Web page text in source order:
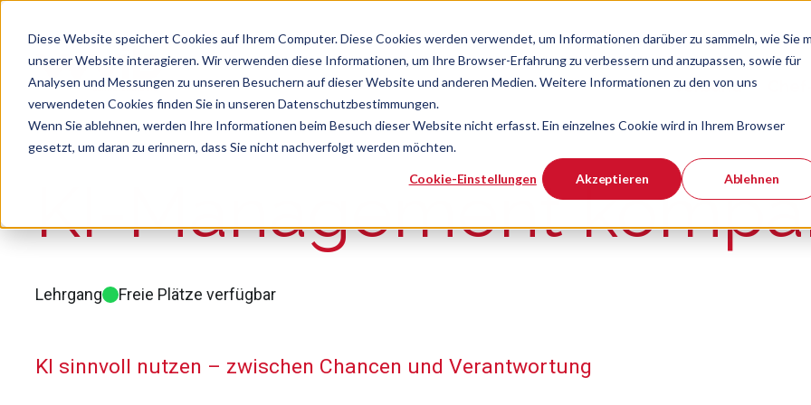
Diese Website speichert Cookies auf Ihrem Computer. Diese Cookies werden verwendet, um Informationen darüber zu sammeln, wie Sie
unserer Website interagieren. Wir verwenden diese Informationen, um Ihre Browser-Erfahrung zu verbessern und anzupassen, sowie für
Analysen und Messungen zu unseren Besuchern auf dieser Website und anderen Medien. Weitere Informationen zu den von uns
verwendeten Cookies finden Sie in unseren Datenschutzbestimmungen.
Wenn Sie ablehnen, werden Ihre Informationen beim Besuch dieser Website nicht erfasst. Ein einzelnes Cookie wird in Ihrem Browser
gesetzt, um daran zu erinnern, dass Sie nicht nachverfolgt werden möchten.
Cookie-Einstellungen Akzeptieren Ablehnen
Zeige
Verband
Suche
Es gibt keine Vorschläge, da das Suchfeld leer ist.
KI-Management
Lehrgang Freie Plätze verfügbar
KI sinnvoll nutzen – zwischen Chancen und Verantwortung